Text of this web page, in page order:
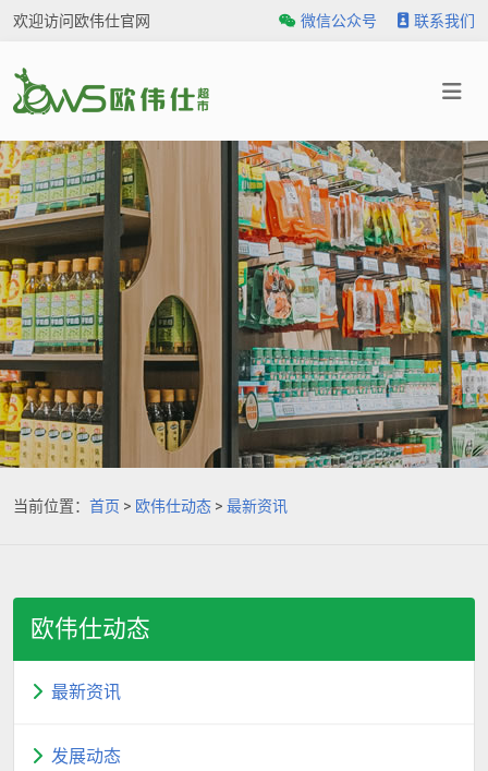
欢迎访问欧伟仕官网 微信公众号 联系我们
当前位置： 首页 > 欧伟仕动态 > 最新资讯
欧伟仕动态
最新资讯
发展动态